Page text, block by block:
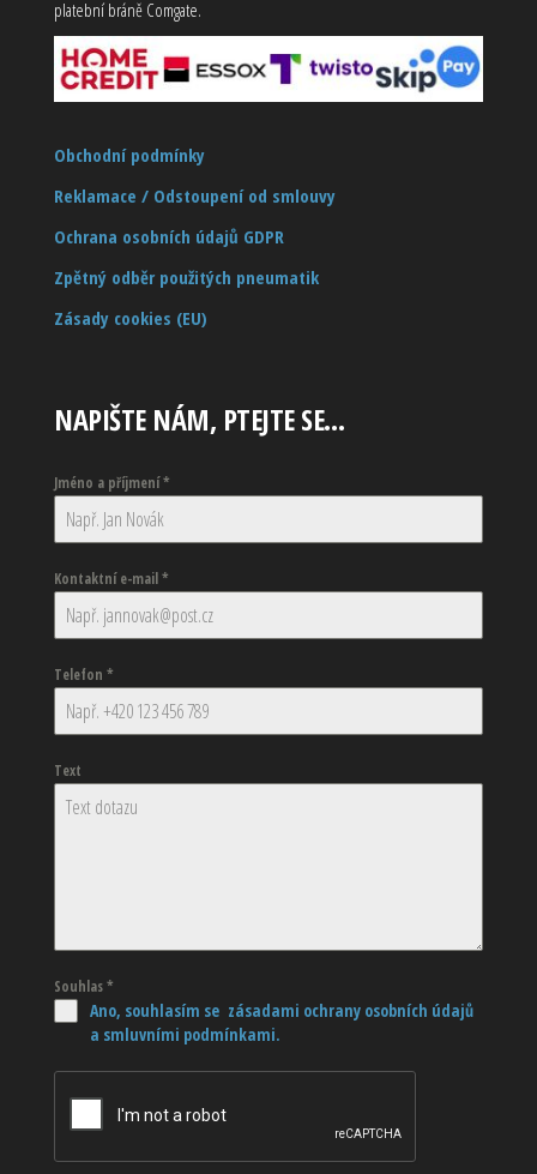
platební bráně Comgate.
Obchodní podmínky
Reklamace / Odstoupení od smlouvy
Ochrana osobních údajů GDPR
Zpětný odběr použitých pneumatik
Zásady cookies (EU)
NAPIŠTE NÁM, PTEJTE SE…
Jméno a příjmení*
Kontaktní e-mail*
Telefon *
Text
Souhlas*
Ano, souhlasím se zásadami ochrany osobních údajů
a smluvními podmínkami.